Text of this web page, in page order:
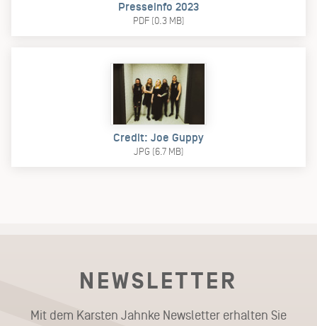
Presseinfo 2023
PDF (0.3 MB)
Credit: Joe Guppy
JPG (6.7 MB)
NEWSLETTER
Mit dem Karsten Jahnke Newsletter erhalten Sie